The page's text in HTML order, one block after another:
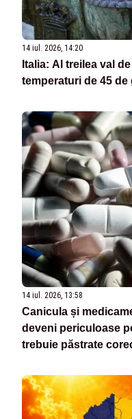
14 iul. 2026, 14:20
Italia: Al treilea val
temperaturi de 45 de
14 iul. 2026, 13:58
Canicula și
deveni periculoase
trebuie păstrate